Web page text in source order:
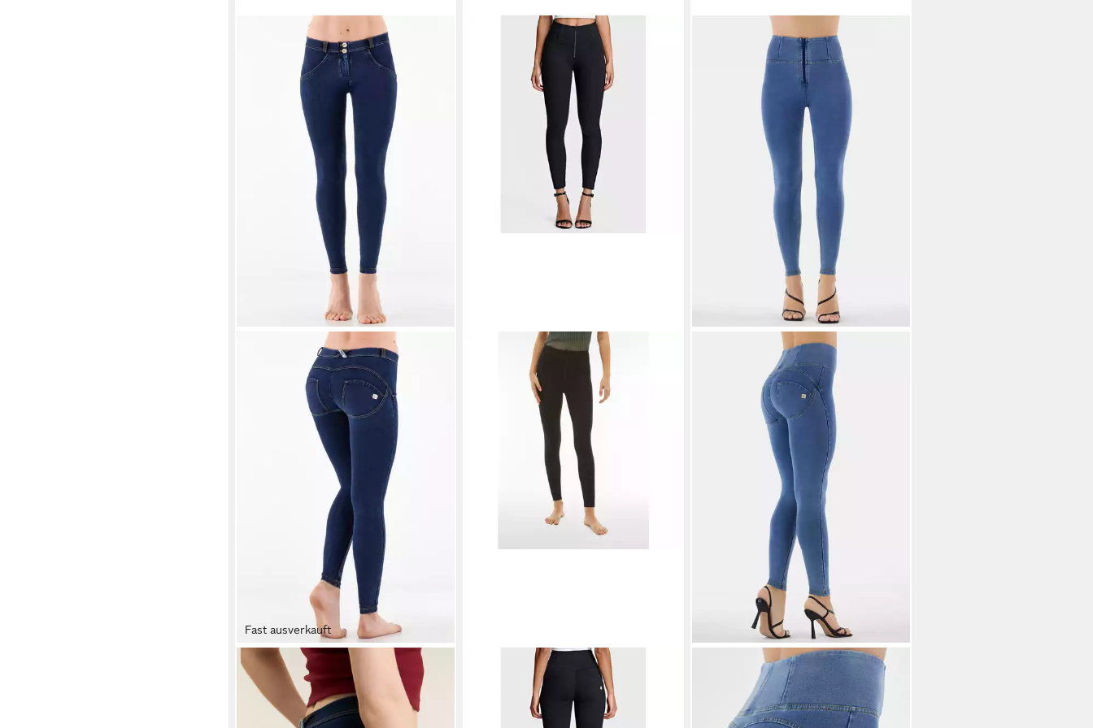
Fast ausverkauft
FREDDY
Jeggings WRUP2RC002ORG mit
Lifting & Shaping Effekt
109,99 € UVP129,00 €
Leggings WRUP2 SUPERSKINNY mit
Push-up Effekt
ab 101,99 € UVP 119,00 €
Jeggings WRUP mit hohem Bund und
Push-Up Effekt
ab 79,98 € UVP139,00 €